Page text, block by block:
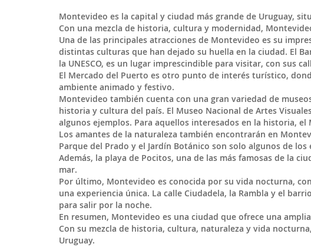
Montevideo es la capital y ciudad más grande de Uruguay,
Con una mezcla de historia, cultura y modernidad,
Una de las principales atracciones de Montevideo es su
distintas culturas que han dejado su huella en la ciudad. El
la UNESCO, es un lugar imprescindible para visitar, con sus
El Mercado del Puerto es otro punto de interés turístico,
ambiente animado y festivo.
Montevideo también cuenta con una gran variedad de
historia y cultura del país. El Museo Nacional de Artes
algunos ejemplos. Para aquellos interesados en la historia,
Los amantes de la naturaleza también encontrarán en
Parque del Prado y el Jardín Botánico son solo algunos de
Además, la playa de Pocitos, una de las más famosas de la
mar.
Por último, Montevideo es conocida por su vida nocturna,
una experiencia única. La calle Ciudadela, la Rambla y el
para salir por la noche.
En resumen, Montevideo es una ciudad que ofrece una
Con su mezcla de historia, cultura, naturaleza y vida
Uruguay.